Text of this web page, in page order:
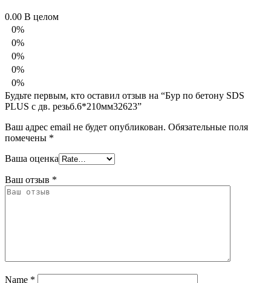
0.00 В целом
0%
0%
0%
0%
0%
Будьте первым, кто оставил отзыв на “Бур по бетону SDS
PLUS с дв. резьб.6*210мм32623”
Ваш адрес email не будет опубликован. Обязательные поля
помечены *
Ваша оценка
Ваш отзыв *
Name *